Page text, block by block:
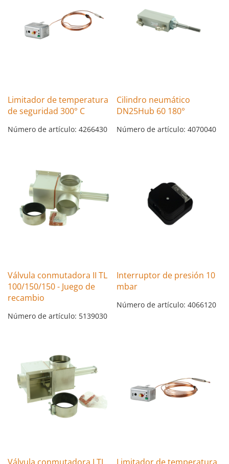
Limitador de temperatura
de seguridad 300° C
Número de artículo: 4266430
Cilindro neumático
DN25Hub 60 180°
Número de artículo: 4070040
Válvula conmutadora II TL
100/150/150 - Juego de
recambio
Número de artículo: 5139030
Interruptor de presión 10
mbar
Número de artículo: 4066120
Válvula conmutadora I TL
Limitador de temperatura